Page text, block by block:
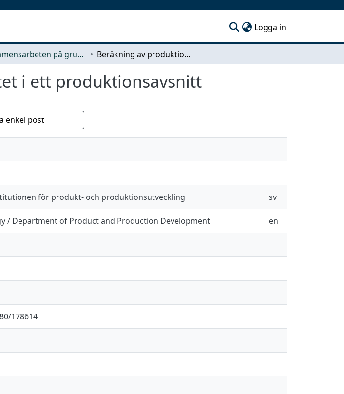
Logga in
Examensarbeten på grundnivå Beräkning av produktionskapacitet i ett produktionsavsnitt
i ett produktionsavsnitt
enkel post
för produkt- och produktionsutveckling sv
/ Department of Product and Production Development en
178614